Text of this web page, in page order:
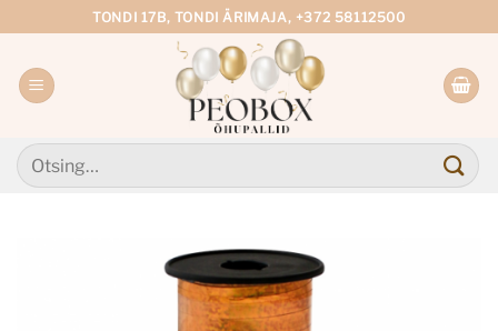
to
TONDI 17B, TONDI ÄRIMAJA, +372 58112500
Otsi: